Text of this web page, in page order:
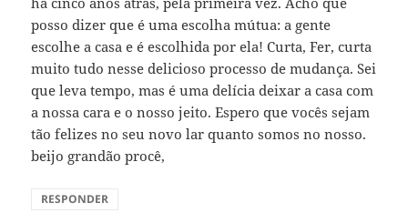
posso dizer que é uma escolha mútua: a gente
escolhe a casa e é escolhida por ela! Curta, Fer, curta
muito tudo nesse delicioso processo de mudança. Sei
que leva tempo, mas é uma delícia deixar a casa com
a nossa cara e o nosso jeito. Espero que vocês sejam
tão felizes no seu novo lar quanto somos no nosso.
beijo grandão procê,
RESPONDER